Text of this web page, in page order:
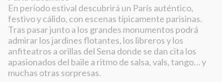
En período estival descubrirá un París auténtico,
festivo y cálido, con escenas típicamente parisinas.
Tras pasar junto a los grandes monumentos podrá
admirar los jardines flotantes, los libreros y los
anfiteatros a orillas del Sena donde se dan cita los
apasionados del baile a ritmo de salsa, vals, tango… y
muchas otras sorpresas.